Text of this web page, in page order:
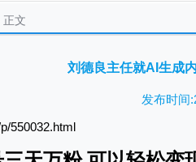
正文
刘德良主任就AI生成
发布时间
550032.html